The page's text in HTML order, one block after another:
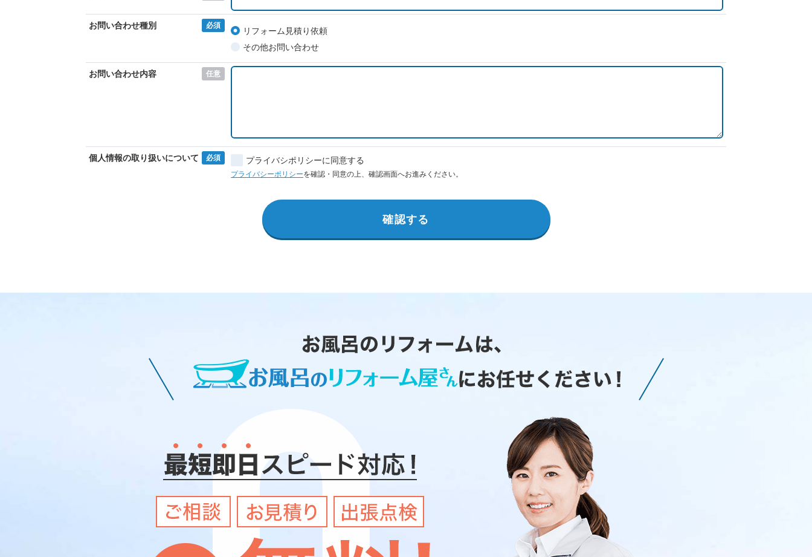
お問い合わせ種別 必須
リフォーム見積り依頼
その他お問い合わせ
お問い合わせ内容 任意
個人情報の取り扱いについて 必須 プライバシポリシーに同意する
プライバシーポリシーを確認・同意の上、確認画面へお進みください。